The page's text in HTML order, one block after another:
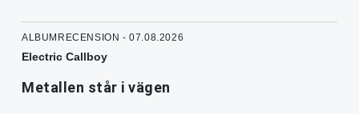
ALBUMRECENSION - 07.08.2026
Electric Callboy
Metallen står i vägen